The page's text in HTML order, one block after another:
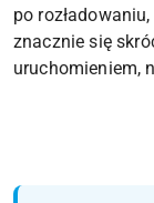
po
znacznie się
uruchomieniem,